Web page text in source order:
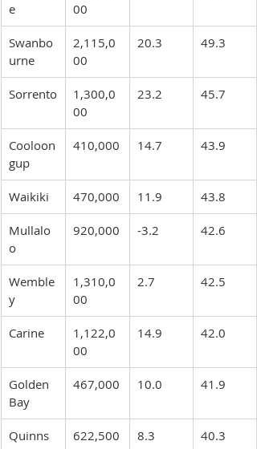
e
00
Swanbo
urne
2,115,0
00
20.3 49.3
Sorrento
1,300,0
00
23.2 45.7
Cooloon
gup
410,000 14.7 43.9
Waikiki 470,000 11.9 43.8
Mullalo
o
920,000 -3.2 42.6
Wemble
y
1,310,0
00
2.7 42.5
Carine
1,122,0
00
14.9 42.0
Golden
Bay
467,000 10.0 41.9
Quinns
622,500 8.3 40.3